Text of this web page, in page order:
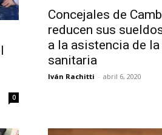
0
Concejales de
reducen sus
a la asistencia de
sanitaria
Iván Rachitti - abril 6, 2020